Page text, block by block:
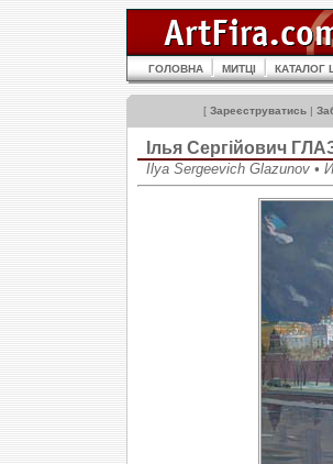
ГОЛОВНА МИТЦІ КАТАЛОГ
[ Зареєструватись |
Ілья Сергійович
Ilya Sergeevich Glazunov •